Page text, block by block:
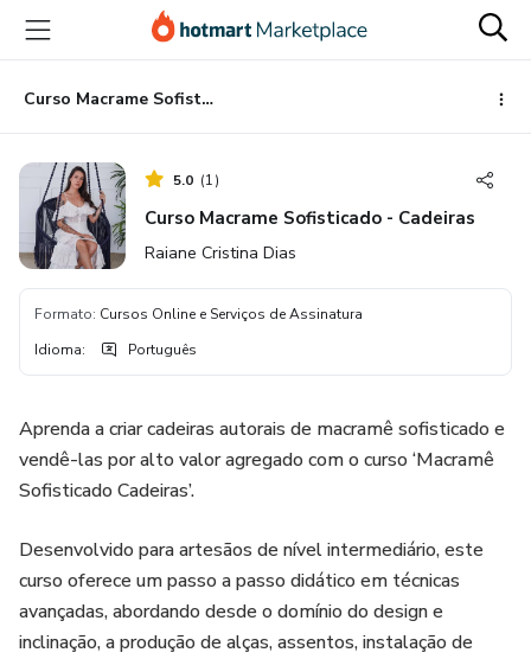
para
conteúdo
principal
para
pagamento
para
rodapé
Curso Macrame Sofisticado - Cadeiras
5.0 (1)
Curso Macrame Sofisticado - Cadeiras
Raiane Cristina Dias
Formato: Cursos Online e Serviços de Assinatura
Idioma: Português
Aprenda a criar cadeiras autorais de macramê sofisticado e
vendê-las por alto valor agregado com o curso ‘Macramê
Sofisticado Cadeiras’.
Desenvolvido para artesãos de nível intermediário, este
curso oferece um passo a passo didático em técnicas
avançadas, abordando desde o domínio do design e
inclinação, a produção de alças, assentos, instalação de